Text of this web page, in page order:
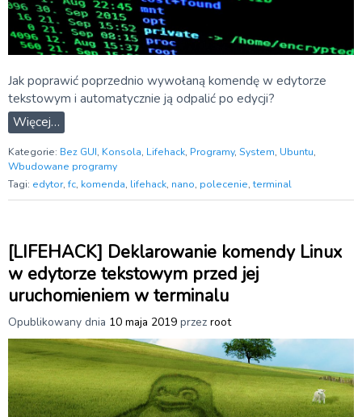
Jak poprawić poprzednio wywołaną komendę w edytorze
tekstowym i automatycznie ją odpalić po edycji?
Więcej…
Kategorie: Bez GUI, Konsola, Lifehack, Programy, System, Ubuntu,
Wbudowane programy
Tagi: edytor, fc, komenda, lifehack, nano, polecenie,terminal
[LIFEHACK] Deklarowanie komendy Linux
w edytorze tekstowym przed jej
uruchomieniem w terminalu
Opublikowany dnia 10 maja 2019 przez root